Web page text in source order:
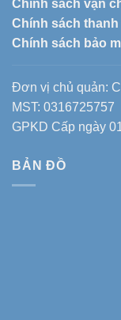
Chính sách vận
Chính sách thanh
Chính sách bảo
Đơn vị chủ quản:
MST: 0316725757
GPKD Cấp ngày
BẢN ĐỒ